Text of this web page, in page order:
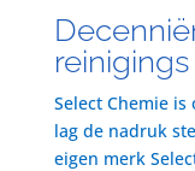
Select Chemie
lag de nadruk
eigen merk